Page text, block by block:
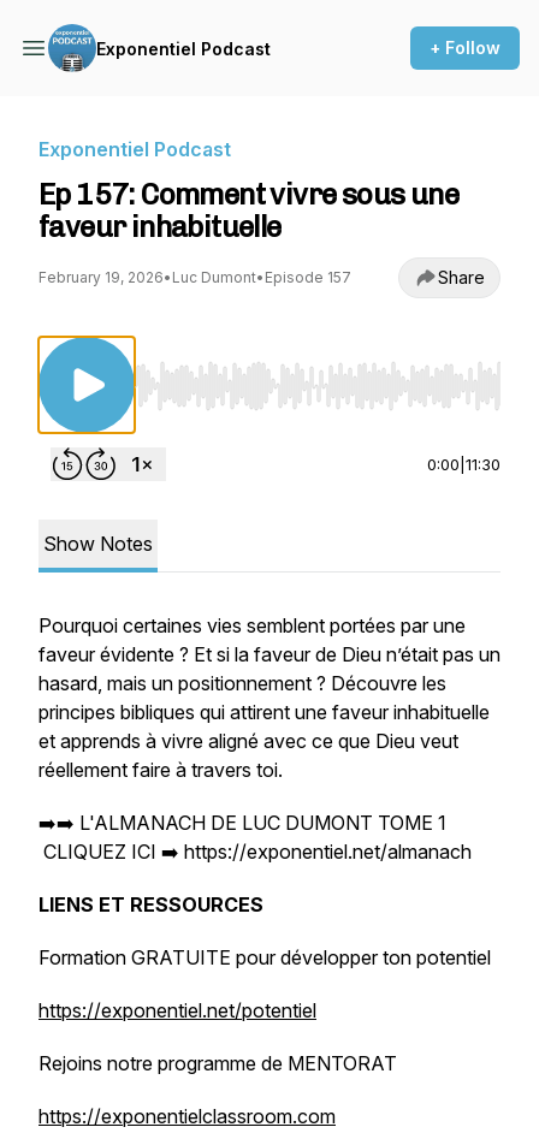
Exponentiel Podcast + Follow
Exponentiel Podcast
Ep 157: Comment vivre sous une
faveur inhabituelle
February 19, 2026• Luc Dumont• Episode 157 Share
Use Left/Right to seek, Home/End to jump
0:00 11:30
Show Notes
Pourquoi certaines vies semblent portées par une
faveur évidente ? Et si la faveur de Dieu n’était pas un
hasard, mais un positionnement ? Découvre les
principes bibliques qui attirent une faveur inhabituelle
et apprends à vivre aligné avec ce que Dieu veut
réellement faire à travers toi.
➡️➡️ L'ALMANACH DE LUC DUMONT TOME 1
CLIQUEZ ICI ➡️ https://exponentiel.net/almanach
LIENS ET RESSOURCES
Formation GRATUITE pour développer ton potentiel
https://exponentiel.net/potentiel
Rejoins notre programme de MENTORAT
https://exponentielclassroom.com